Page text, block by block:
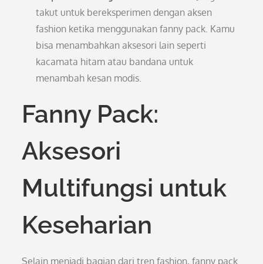
takut untuk bereksperimen dengan aksen
fashion ketika menggunakan fanny pack. Kamu
bisa menambahkan aksesori lain seperti
kacamata hitam atau bandana untuk
menambah kesan modis.
Fanny Pack:
Aksesori
Multifungsi untuk
Keseharian
Selain menjadi bagian dari tren fashion, fanny pack